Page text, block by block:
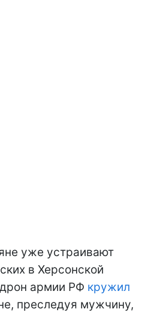
уже устраивают
в Херсонской
армии РФ кружил
преследуя мужчину,